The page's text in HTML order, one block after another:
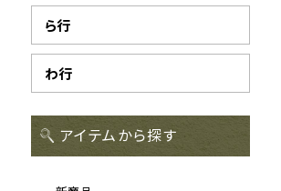
ら行
わ行
アイテムから探す